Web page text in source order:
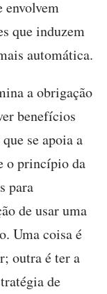
envolvem
que induzem
automática.
a obrigação
benefícios
se apoia a
o princípio da
para
de usar uma
Uma coisa é
outra é ter a
de